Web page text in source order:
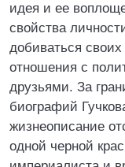
идея и ее
свойства
добиваться
отношения с
друзьями. За
биографий
жизнеописание
одной черной